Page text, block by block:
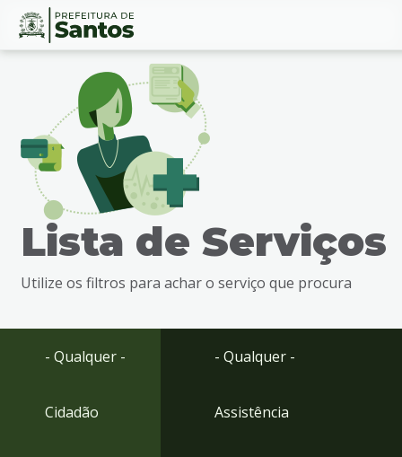
Ir
busca
Ir
Conteúdo
Lista de Serviços
Utilize os filtros para achar o serviço que procura
- Qualquer -
Cidadão
- Qualquer -
Assistência